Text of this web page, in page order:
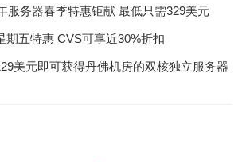
服务器春季特惠钜献 最低只需329美元
期五特惠 CVS可享近30%折扣
美元即可获得丹佛机房的双核独立服务器